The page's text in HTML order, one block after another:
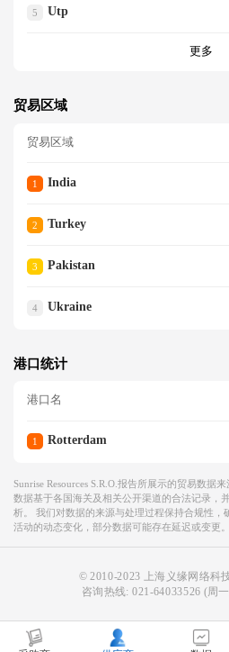
5 Utp
更多
贸易区域
贸易区域
1 India
2 Turkey
3 Pakistan
4 Ukraine
港口统计
港口名
1 Rotterdam
Sunrise Resources S.r.o.报告所展示的贸易数据
数据基于各国海关及相关公开渠道的合法记录，
析。 我们对数据的来源与处理过程保持合规性，
活动的动态变化，部分数据可能存在延迟或变更。
© 2010-2023 上海义缘网络科
咨询热线:021-64033526 (周